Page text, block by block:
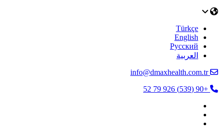
Türkçe
English
Русский
العربية
info@dmaxhealth.com.tr
+90 (539) 926 79 52